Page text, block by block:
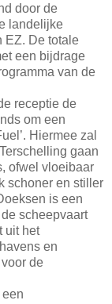
door de
landelijke
EZ. De totale
een bijdrage
van de
receptie de
om een
Hiermee zal
gaan
ofwel vloeibaar
schoner en stiller
is een
scheepvaart
uit het
en
de